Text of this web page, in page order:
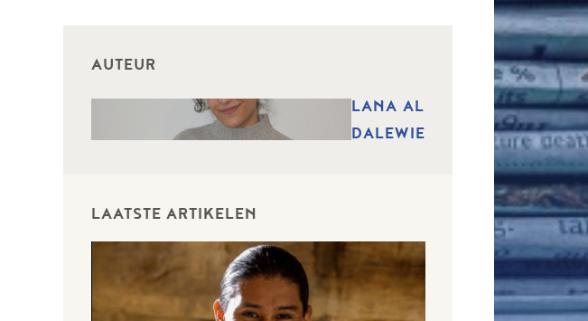
AUTEUR
LANA AL
DALEWIE
LAATSTE ARTIKELEN